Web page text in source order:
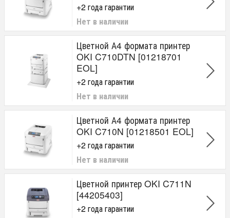
+2 года гарантии
Нет в наличии
Цветной А4 формата принтер
OKI C710DTN [01218701
EOL]
+2 года гарантии
Нет в наличии
Цветной А4 формата принтер
OKI C710N [01218501 EOL]
+2 года гарантии
Нет в наличии
Цветной принтер OKI C711N
[44205403]
+2 года гарантии